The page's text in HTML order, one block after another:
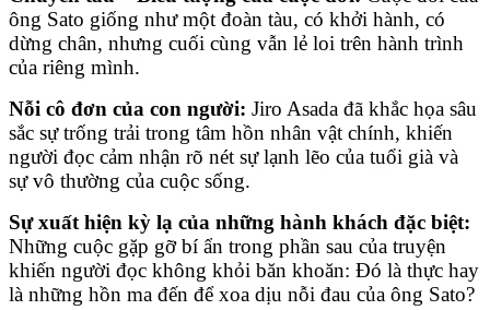
ông Sato giống như một đoàn tàu, có khởi hành, có
dừng chân, nhưng cuối cùng vẫn lẻ loi trên hành trình
của riêng mình.
Nỗi cô đơn của con người: Jiro Asada đã khắc họa sâu
sắc sự trống trải trong tâm hồn nhân vật chính, khiến
người đọc cảm nhận rõ nét sự lạnh lẽo của tuổi già và
sự vô thường của cuộc sống.
Sự xuất hiện kỳ lạ của những hành khách đặc biệt:
Những cuộc gặp gỡ bí ẩn trong phần sau của truyện
khiến người đọc không khỏi băn khoăn: Đó là thực hay
là những hồn ma đến để xoa dịu nỗi đau của ông Sato?